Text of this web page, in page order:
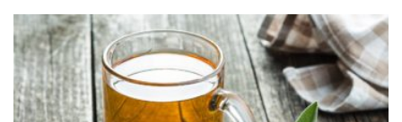
Darmstadt: darmstadt.bund.net (Abruf:
18.10.2017),Vögel füttern im Winter?
Umweltinstitut München e.V.:
http://www.umweltinstitut.org (Abruf:
18.10.2017),Vogelsterben nimmt